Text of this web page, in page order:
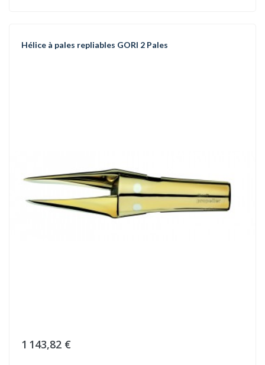
Hélice à pales repliables GORI 2 Pales
1 143,82 €